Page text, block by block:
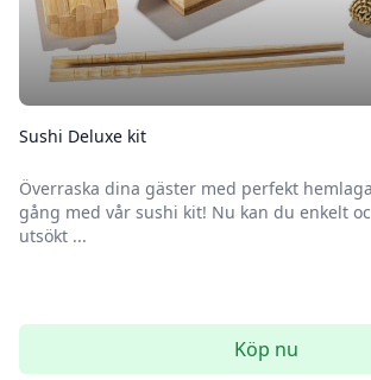
Sushi Deluxe kit
Överraska dina gäster med perfekt
gång med vår sushi kit! Nu kan du enkelt
utsökt ...
Köp nu